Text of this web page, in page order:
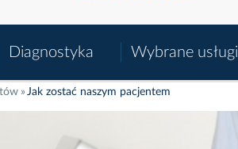
Diagnostyka Wybrane usługi
Jak zostać naszym pacjentem